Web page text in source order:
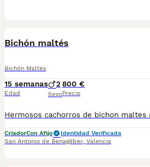
Bichón maltés
Bichón Maltés
15 semanas
Edad
2
Sexo
800 €
Precio
CriadorCon Afijo
Identidad Verificada
San Antonio de Benagéber, Valencia